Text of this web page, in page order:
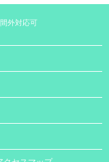
外対応可